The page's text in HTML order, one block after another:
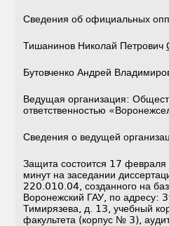
Сведения об официальных
Тишанинов Николай Петрович
Бутовченко Андрей
Ведущая организация:
ответственностью
Сведения о ведущей
Защита состоится 17
минут на заседании
220.010.04, созданного на
Воронежский ГАУ, по адресу:
Тимирязева, д. 13, учебный
факультета (корпус № 3),